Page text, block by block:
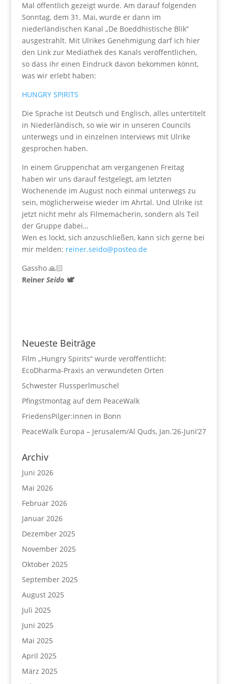
Mal öffentlich gezeigt wurde. Am darauf folgenden
Sonntag, dem 31. Mai, wurde er dann im
niederländischen Kanal „De Boeddhistische Blik“
ausgestrahlt. Mit Ulrikes Genehmigung darf ich hier
den Link zur Mediathek des Kanals veröffentlichen,
so dass ihr einen Eindruck davon bekommen könnt,
was wir erlebt haben:
HUNGRY SPIRITS
Die Sprache ist Deutsch und Englisch, alles untertitelt
in Niederländisch, so wie wir in unseren Councils
unterwegs und in einzelnen Interviews mit Ulrike
gesprochen haben.
In einem Gruppenchat am vergangenen Freitag
haben wir uns darauf festgelegt, am letzten
Wochenende im August noch einmal unterwegs zu
sein, möglicherweise wieder im Ahrtal. Und Ulrike ist
jetzt nicht mehr als Filmemacherin, sondern als Teil
der Gruppe dabei…
Wen es lockt, sich anzuschließen, kann sich gerne bei
mir melden: reiner.seido@posteo.de
Gassho 🙏🏻
Reiner Seido 🕊️
Neueste Beiträge
Film „Hungry Spirits“ wurde veröffentlicht:
EcoDharma-Praxis an verwundeten Orten
Schwester Flussperlmuschel
Pfingstmontag auf dem PeaceWalk
FriedensPilger:innen in Bonn
PeaceWalk Europa – Jerusalem/Al Quds, Jan.’26-Juni’27
Archiv
Juni 2026
Mai 2026
Februar 2026
Januar 2026
Dezember 2025
November 2025
Oktober 2025
September 2025
August 2025
Juli 2025
Juni 2025
Mai 2025
April 2025
März 2025